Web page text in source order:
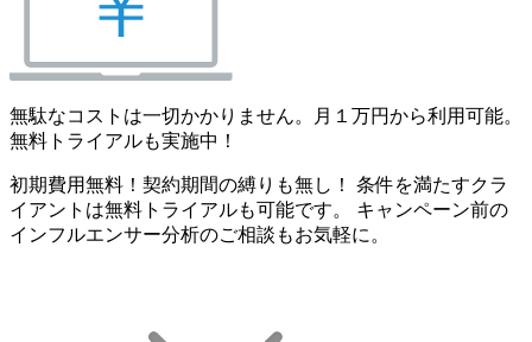
無駄なコストは一切かかりません。月１万円から利用可能。
無料トライアルも実施中！
初期費用無料！契約期間の縛りも無し！ 条件を満たすクラ
イアントは無料トライアルも可能です。 キャンペーン前の
インフルエンサー分析のご相談もお気軽に。